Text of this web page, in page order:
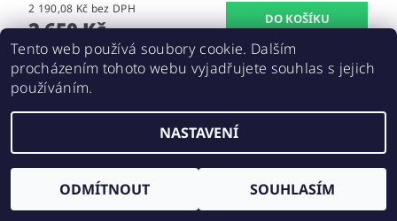
2 190,08 Kč bez DPH
2 650 Kč
, všechna práva vyhrazena
Vytvořil Shoptet
Tento web používá soubory cookie. Dalším
procházením tohoto webu vyjadřujete souhlas s jejich
používáním.
NASTAVENÍ
ODMÍTNOUT SOUHLASÍM